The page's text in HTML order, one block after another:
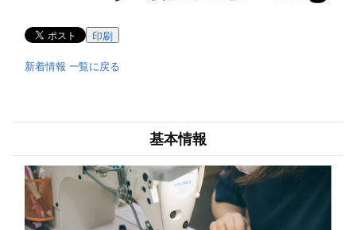
印刷
新着情報 一覧に戻る
基本情報